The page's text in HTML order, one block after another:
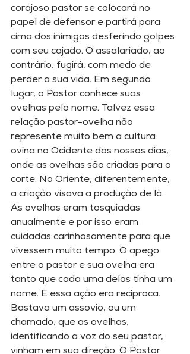
corajoso pastor se colocará no
papel de defensor e partirá para
cima dos inimigos desferindo golpes
com seu cajado. O assalariado, ao
contrário, fugirá, com medo de
perder a sua vida. Em segundo
lugar, o Pastor conhece suas
ovelhas pelo nome. Talvez essa
relação pastor-ovelha não
represente muito bem a cultura
ovina no Ocidente dos nossos dias,
onde as ovelhas são criadas para o
corte. No Oriente, diferentemente,
a criação visava a produção de lã.
As ovelhas eram tosquiadas
anualmente e por isso eram
cuidadas carinhosamente para que
vivessem muito tempo. O apego
entre o pastor e sua ovelha era
tanto que cada uma delas tinha um
nome. E essa ação era recíproca.
Bastava um assovio, ou um
chamado, que as ovelhas,
identificando a voz do seu pastor,
vinham em sua direção. O Pastor